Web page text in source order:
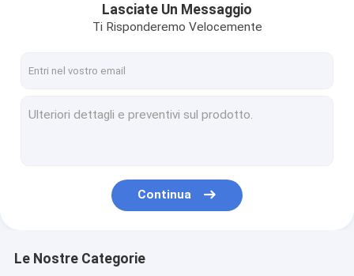
Lasciate Un Messaggio
Ti Risponderemo Velocemente
Continua
Le Nostre Categorie